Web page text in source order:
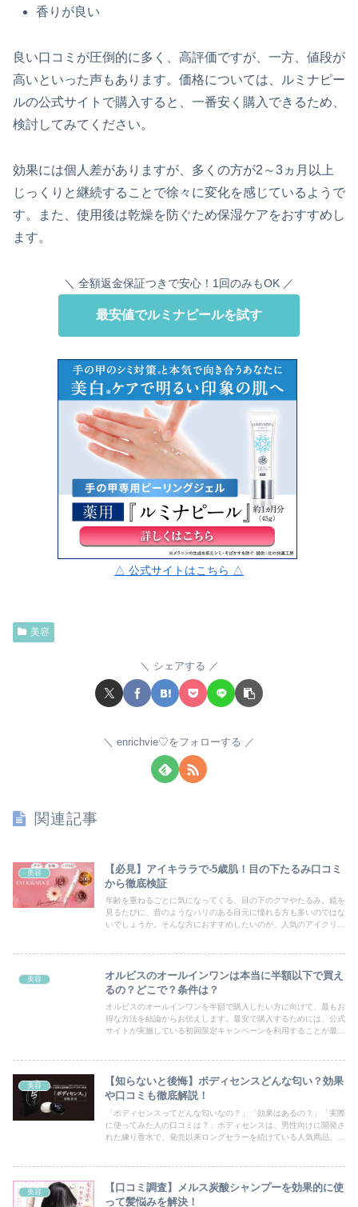
香りが良い
良い口コミが圧倒的に多く、高評価ですが、一方、値段が
高いといった声もあります。価格については、ルミナピー
ルの公式サイトで購入すると、一番安く購入できるため、
検討してみてください。
効果には個人差がありますが、多くの方が2～3ヵ月以上
じっくりと継続することで徐々に変化を感じているようで
す。また、使用後は乾燥を防ぐため保湿ケアをおすすめし
ます。
＼ 全額返金保証つきで安心！1回のみもOK ／
最安値でルミナピールを試す
△ 公式サイトはこちら △
美容
シェアする
enrichvie♡をフォローする
関連記事
美容
【必見】アイキララで-5歳肌！目の下たるみ口コミ
から徹底検証
年齢を重ねるごとに気になってくる、目の下のクマやたるみ。鏡を
見るたびに、昔のようなハリのある目元に憧れる方も多いのではな
いでしょうか。そんな方におすすめしたいのが、人気のアイクリー
美容
オルビスのオールインワンは本当に半額以下で買え
るの？どこで？条件は？
オルビスのオールインワンを半額で購入したい方に向けて、最もお
得な方法を結論からお伝えします。最安で購入するためには、公式
サイトが実施している初回限定キャンペーンを利用することが最も
美容
【知らないと後悔】ボディセンスどんな匂い？効果
や口コミも徹底解説！
「ボディセンスってどんな匂いなの？」「効果はあるの？」「実際
に使ってみた人の口コミは？」ボディセンスは、男性向けに開発さ
れた練り香水で、発売以来ロングセラーを続けている人気商品。し
美容
【口コミ調査】メルス炭酸シャンプーを効果的に使
って髪悩みを解決！